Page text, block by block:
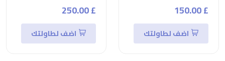
£ 150.00
اضف لطاولتك
£ 250.00
اضف لطاولتك